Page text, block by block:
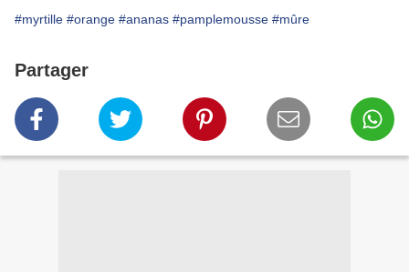
#myrtille #orange #ananas #pamplemousse #mûre
Partager